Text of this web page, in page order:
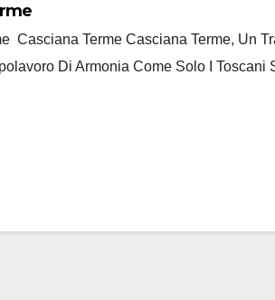
Casciana Terme Casciana Terme, Un
Di Armonia Come Solo I Toscani